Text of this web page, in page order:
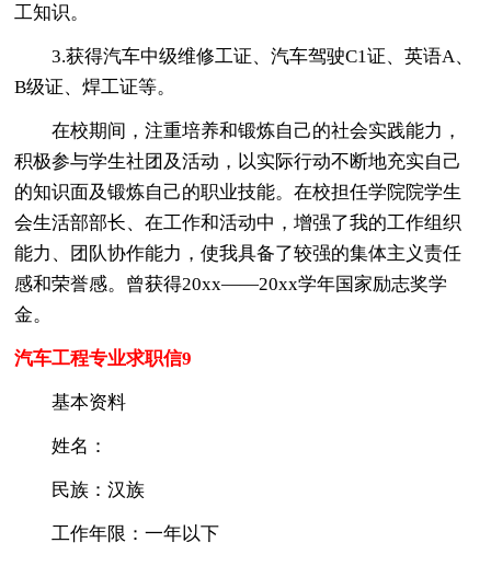
工知识。
3.获得汽车中级维修工证、汽车驾驶C1证、英语A、
B级证、焊工证等。
在校期间，注重培养和锻炼自己的社会实践能力，
积极参与学生社团及活动，以实际行动不断地充实自己
的知识面及锻炼自己的职业技能。在校担任学院院学生
会生活部部长、在工作和活动中，增强了我的工作组织
能力、团队协作能力，使我具备了较强的集体主义责任
感和荣誉感。曾获得20xx——20xx学年国家励志奖学
金。
汽车工程专业求职信9
基本资料
姓名：
民族：汉族
工作年限：一年以下